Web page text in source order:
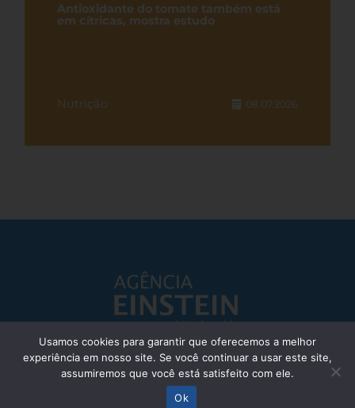
Antioxidante do tomate também está
em cítricas, mostra estudo
Nutrição 08.07.2026
Responsável Técnico: Dr. Eliezer Silva - CRM: 85148-SP
© Einstein Hospital Israelita 2025 - Todos os direitos reservados
Usamos cookies para garantir que oferecemos a melhor
experiência em nosso site. Se você continuar a usar este site,
assumiremos que você está satisfeito com ele.
Ok